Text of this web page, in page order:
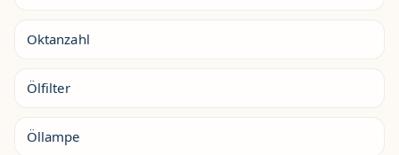
Oktanzahl
Ölfilter
Öllampe